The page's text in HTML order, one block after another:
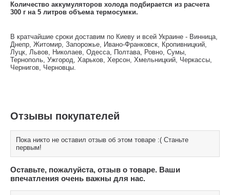
Количество аккумуляторов холода подбирается из расчета
300 г на 5 литров объема термосумки.
В кратчайшие сроки доставим по Киеву и всей Украине - Винница,
Днепр, Житомир, Запорожье, Ивано-Франковск, Кропивницкий,
Луцк, Львов, Николаев, Одесса, Полтава, Ровно, Сумы,
Тернополь, Ужгород, Харьков, Херсон, Хмельницкий, Черкассы,
Чернигов, Черновцы.
Отзывы покупателей
Пока никто не оставил отзыв об этом товаре :( Станьте
первым!
Оставьте, пожалуйста, отзыв о товаре. Ваши
впечатления очень важны для нас.